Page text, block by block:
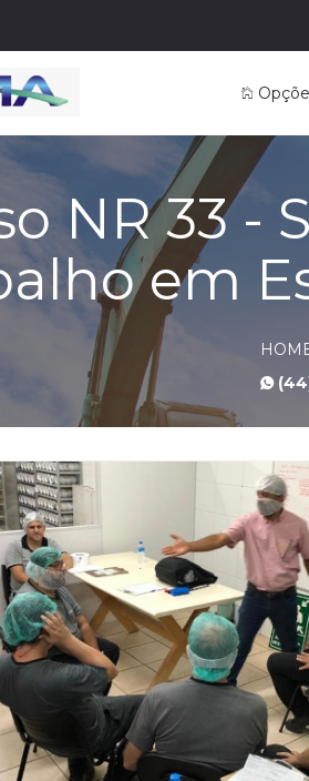
NR 33 -
em